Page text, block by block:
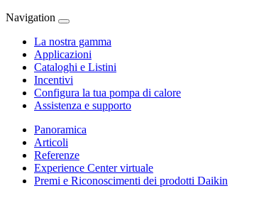
Navigation
La nostra gamma
Applicazioni
Cataloghi e Listini
Incentivi
Configura la tua pompa di calore
Assistenza e supporto
Panoramica
Articoli
Referenze
Experience Center virtuale
Premi e Riconoscimenti dei prodotti Daikin